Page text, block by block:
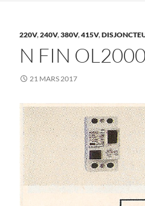
220V,240V,380V,415V,
N FIN
21 MARS 2017